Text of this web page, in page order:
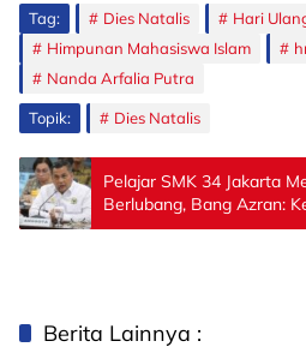
Tag: Dies Natalis
Hari
Himpunan Mahasiswa Islam
Nanda Arfalia Putra
Topik: Dies Natalis
Pelajar SMK 34 Jakarta
Berlubang, Bang Azran:
Adalah Soal SOP
Berita Lainnya :